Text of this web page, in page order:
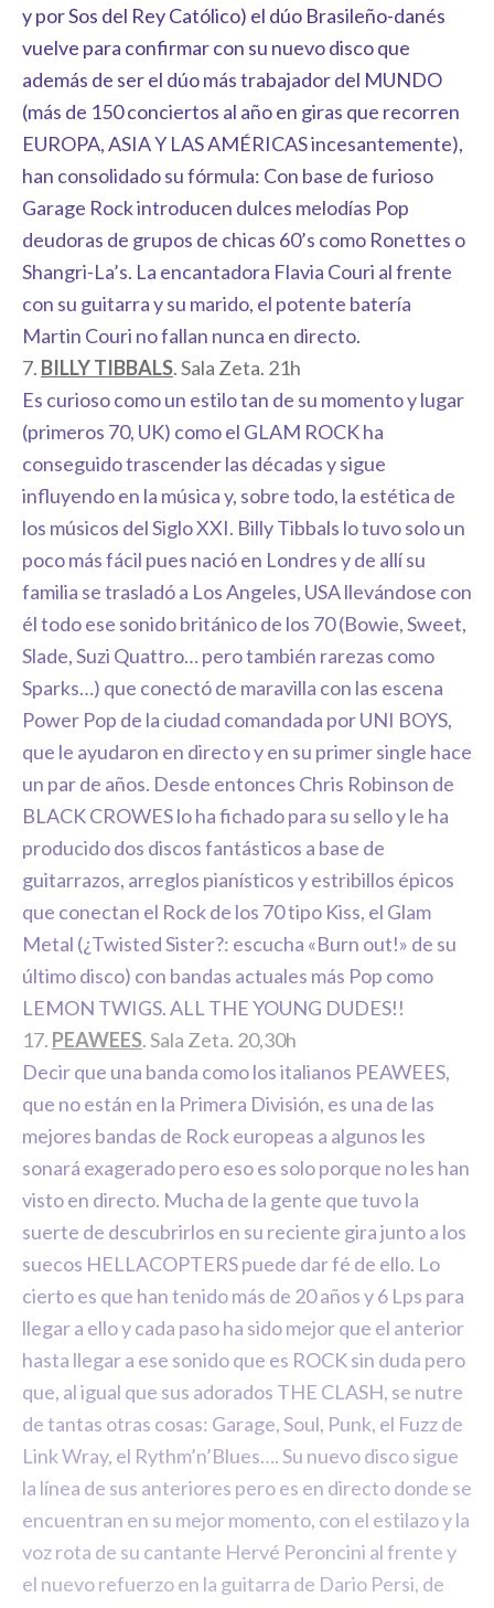
y por Sos del Rey Católico) el dúo Brasileño-danés
vuelve para confirmar con su nuevo disco que
además de ser el dúo más trabajador del MUNDO
(más de 150 conciertos al año en giras que recorren
EUROPA, ASIA Y LAS AMÉRICAS incesantemente),
han consolidado su fórmula: Con base de furioso
Garage Rock introducen dulces melodías Pop
deudoras de grupos de chicas 60’s como Ronettes o
Shangri-La’s. La encantadora Flavia Couri al frente
con su guitarra y su marido, el potente batería
Martin Couri no fallan nunca en directo.
7. BILLY TIBBALS. Sala Zeta. 21h
Es curioso como un estilo tan de su momento y lugar
(primeros 70, UK) como el GLAM ROCK ha
conseguido trascender las décadas y sigue
influyendo en la música y, sobre todo, la estética de
los músicos del Siglo XXI. Billy Tibbals lo tuvo solo un
poco más fácil pues nació en Londres y de allí su
familia se trasladó a Los Angeles, USA llevándose con
él todo ese sonido británico de los 70 (Bowie, Sweet,
Slade, Suzi Quattro… pero también rarezas como
Sparks…) que conectó de maravilla con las escena
Power Pop de la ciudad comandada por UNI BOYS,
que le ayudaron en directo y en su primer single hace
un par de años. Desde entonces Chris Robinson de
BLACK CROWES lo ha fichado para su sello y le ha
producido dos discos fantásticos a base de
guitarrazos, arreglos pianísticos y estribillos épicos
que conectan el Rock de los 70 tipo Kiss, el Glam
Metal (¿Twisted Sister?: escucha «Burn out!» de su
último disco) con bandas actuales más Pop como
LEMON TWIGS. ALL THE YOUNG DUDES!!
17. PEAWEES. Sala Zeta. 20,30h
Decir que una banda como los italianos PEAWEES,
que no están en la Primera División, es una de las
mejores bandas de Rock europeas a algunos les
sonará exagerado pero eso es solo porque no les han
visto en directo. Mucha de la gente que tuvo la
suerte de descubrirlos en su reciente gira junto a los
suecos HELLACOPTERS puede dar fé de ello. Lo
cierto es que han tenido más de 20 años y 6 Lps para
llegar a ello y cada paso ha sido mejor que el anterior
hasta llegar a ese sonido que es ROCK sin duda pero
que, al igual que sus adorados THE CLASH, se nutre
de tantas otras cosas: Garage, Soul, Punk, el Fuzz de
Link Wray, el Rythm’n’Blues…. Su nuevo disco sigue
la línea de sus anteriores pero es en directo donde se
encuentran en su mejor momento, con el estilazo y la
voz rota de su cantante Hervé Peroncini al frente y
el nuevo refuerzo en la guitarra de Dario Persi, de